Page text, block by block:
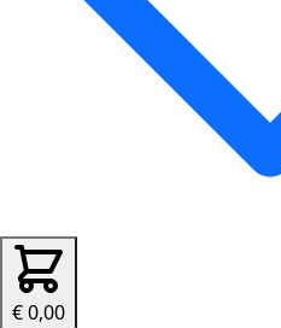
€ 0,00